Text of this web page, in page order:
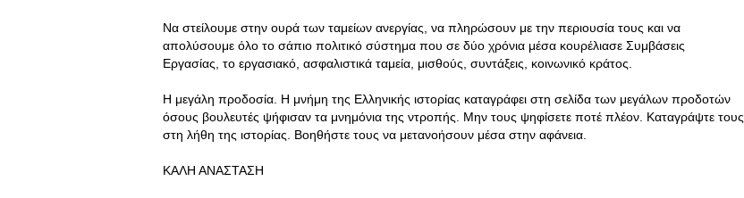
Να στείλουμε στην ουρά των ταμείων ανεργίας, να πληρώσουν με την περιουσία τους και να
απολύσουμε όλο το σάπιο πολιτικό σύστημα που σε δύο χρόνια μέσα κουρέλιασε Συμβάσεις
Εργασίας, το εργασιακό, ασφαλιστικά ταμεία, μισθούς, συντάξεις, κοινωνικό κράτος.
Η μεγάλη προδοσία. Η μνήμη της Ελληνικής ιστορίας καταγράφει στη σελίδα των μεγάλων προδοτών
όσους βουλευτές ψήφισαν τα μνημόνια της ντροπής. Μην τους ψηφίσετε ποτέ πλέον. Καταγράψτε τους
στη λήθη της ιστορίας. Βοηθήστε τους να μετανοήσουν μέσα στην αφάνεια.
ΚΑΛΗ ΑΝΑΣΤΑΣΗ